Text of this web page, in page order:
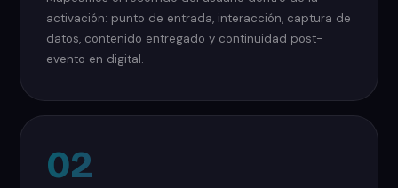
activación: punto de entrada, interacción, captura de
datos, contenido entregado y continuidad post-
evento en digital.
02